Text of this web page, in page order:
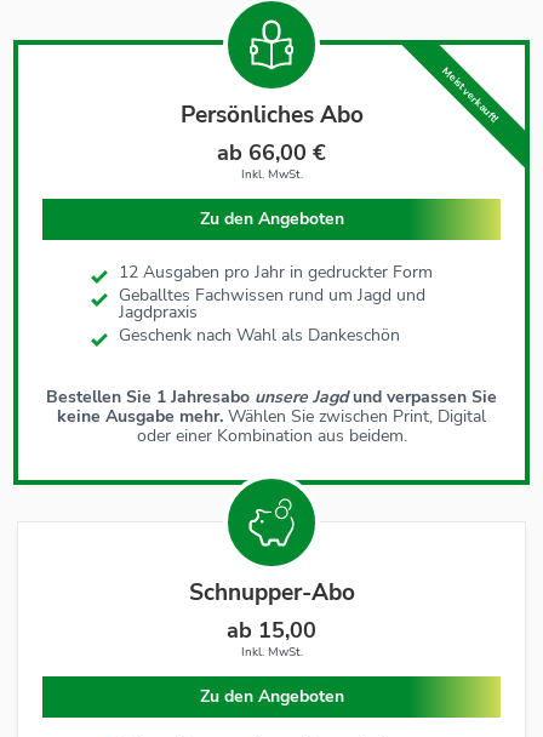
Meist verkauft!
Persönliches Abo
ab 66,00 €
Inkl. MwSt.
Zu den Angeboten
12 Ausgaben pro Jahr in gedruckter Form
Geballtes Fachwissen rund um Jagd und
Jagdpraxis
Geschenk nach Wahl als Dankeschön
Bestellen Sie 1 Jahresabo unsere Jagdund verpassen Sie
keine Ausgabe mehr. Wählen Sie zwischen Print, Digital
oder einer Kombination aus beidem.
Schnupper-Abo
ab 15,00
Inkl. MwSt.
Zu den Angeboten